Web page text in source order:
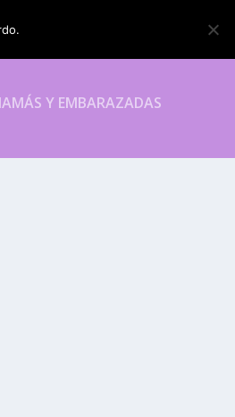
Y EMBARAZADAS